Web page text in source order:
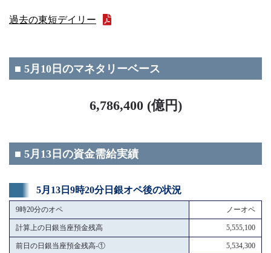
過去の東短デイリー
■ 5月10日のマネタリーベース
6,786,400 (億円)
■ 5月13日の資金需給実績
5月13日9時20分日銀オペ後の状況
9時20分のオペ ノーオペ
計算上の日銀当座預金残高 5,555,100
前日の日銀当座預金残高-① 5,534,300